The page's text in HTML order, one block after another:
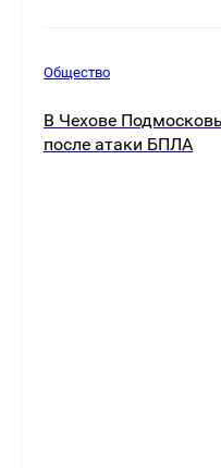
Общество
В Чехове
после атаки БПЛА